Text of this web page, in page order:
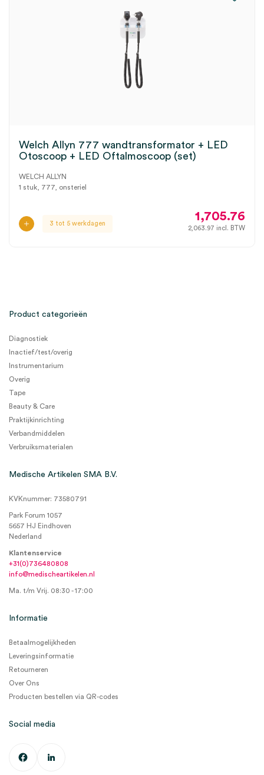
Welch Allyn 777 wandtransformator + LED
Otoscoop + LED Oftalmoscoop (set)
WELCH ALLYN
1 stuk, 777, onsteriel
3 tot 5 werkdagen
1,705.76
2,063.97 incl. BTW
Product categorieën
Diagnostiek
Inactief/test/overig
Instrumentarium
Overig
Tape
Beauty & Care
Praktijkinrichting
Verbandmiddelen
Verbruiksmaterialen
Medische Artikelen SMA B.V.
KVKnummer: 73580791
Park Forum 1057
5657 HJ Eindhoven
Nederland
Klantenservice
+31(0)736480808
info@medischeartikelen.nl
Ma. t/m Vrij. 08:30 - 17:00
Informatie
Betaalmogelijkheden
Leveringsinformatie
Retourneren
Over Ons
Producten bestellen via QR-codes
Social media